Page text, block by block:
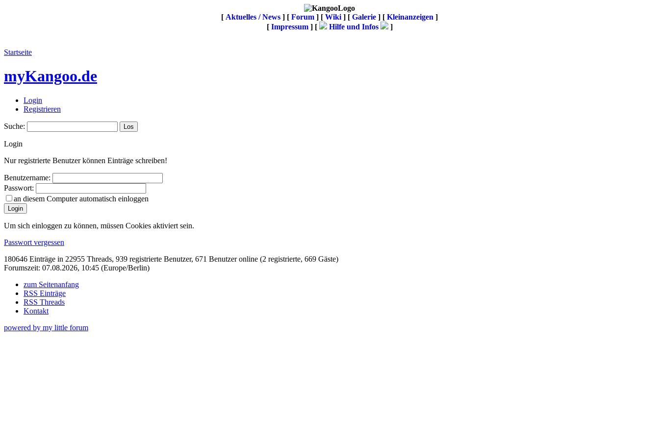
[ Aktuelles / News ] [ Forum ] [ Wiki ] [ Galerie ] [ Kleinanzeigen ]
[ Impressum] [ Hilfe und Infos ]
Startseite
myKangoo.de
Login
Registrieren
Suche:
Login
Nur registrierte Benutzer können Einträge schreiben!
Benutzername:
Passwort:
an diesem Computer automatisch einloggen
Login
Um sich einloggen zu können, müssen Cookies aktiviert sein.
Passwort vergessen
180646 Einträge in 22955 Threads, 939 registrierte Benutzer, 671 Benutzer online (2 registrierte, 669 Gäste)
Forumszeit: 07.08.2026, 10:45 (Europe/Berlin)
zum Seitenanfang
RSS Einträge
RSS Threads
Kontakt
powered by my little forum